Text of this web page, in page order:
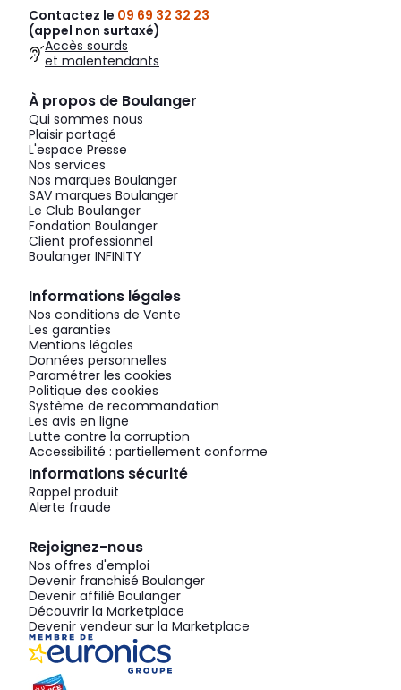
Contactez le 09 69 32 32 23
(appel non surtaxé)
Accès sourds
et malentendants
À propos de Boulanger
Qui sommes nous
Plaisir partagé
L'espace Presse
Nos services
Nos marques Boulanger
SAV marques Boulanger
Le Club Boulanger
Fondation Boulanger
Client professionnel
Boulanger INFINITY
Informations légales
Nos conditions de Vente
Les garanties
Mentions légales
Données personnelles
Paramétrer les cookies
Politique des cookies
Système de recommandation
Les avis en ligne
Lutte contre la corruption
Accessibilité : partiellement conforme
Informations sécurité
Rappel produit
Alerte fraude
Rejoignez-nous
Nos offres d'emploi
Devenir franchisé Boulanger
Devenir affilié Boulanger
Découvrir la Marketplace
Devenir vendeur sur la Marketplace